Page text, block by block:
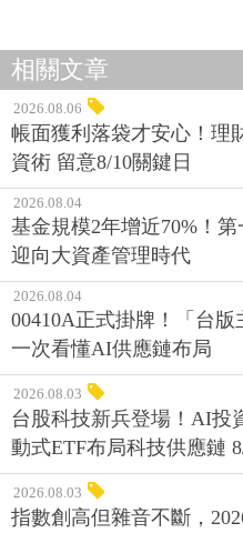
相關文章
2026.08.06
帳面獲利落袋才安心！理
資術 留意8/10關鍵日
2026.08.04
基金規模2年增近70%！
迎向大資產管理時代
2026.08.04
00410A正式掛牌！「台版
一次看懂AI供應鏈布局
2026.08.03
台股科技新兵登場！AI投
動式ETF布局科技供應鏈
2026.08.03
指數創高但雜音不斷，